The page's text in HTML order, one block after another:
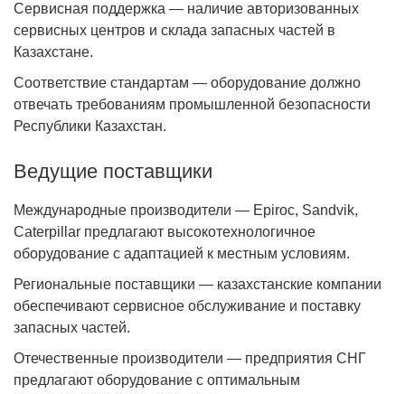
Сервисная поддержка — наличие авторизованных
сервисных центров и склада запасных частей в
Казахстане.
Соответствие стандартам — оборудование должно
отвечать требованиям промышленной безопасности
Республики Казахстан.
Ведущие поставщики
Международные производители — Epiroc, Sandvik,
Caterpillar предлагают высокотехнологичное
оборудование с адаптацией к местным условиям.
Региональные поставщики — казахстанские компании
обеспечивают сервисное обслуживание и поставку
запасных частей.
Отечественные производители — предприятия СНГ
предлагают оборудование с оптимальным